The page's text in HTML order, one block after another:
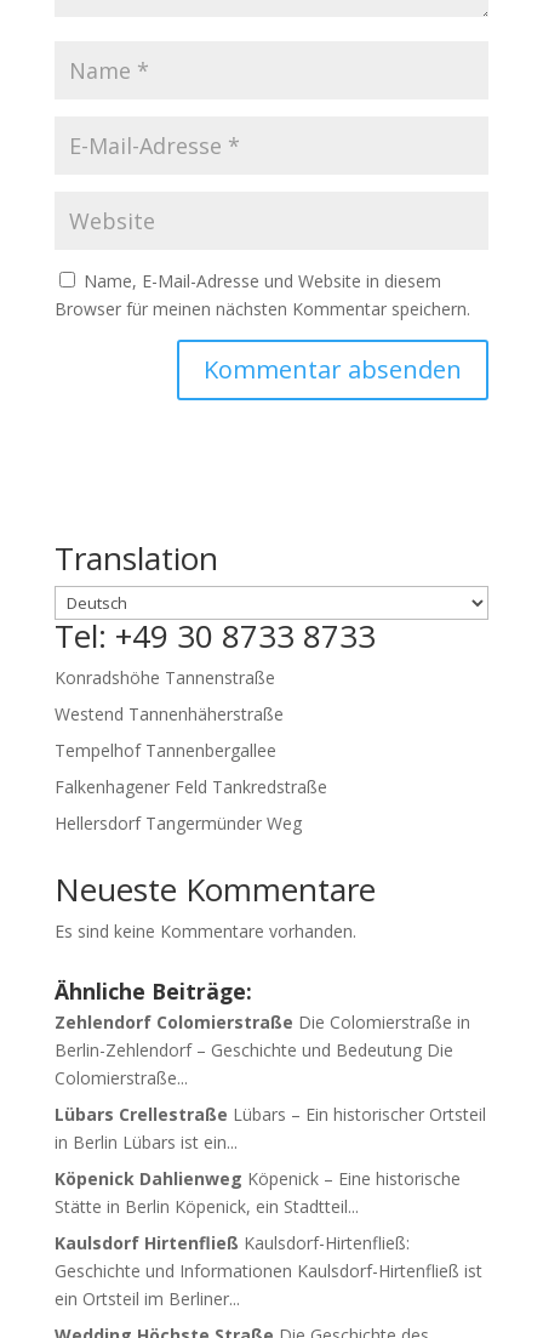
Name, E-Mail-Adresse und Website in diesem
Browser für meinen nächsten Kommentar speichern.
Translation
Tel: +49 30 8733 8733
Konradshöhe Tannenstraße
Westend Tannenhäherstraße
Tempelhof Tannenbergallee
Falkenhagener Feld Tankredstraße
Hellersdorf Tangermünder Weg
Neueste Kommentare
Es sind keine Kommentare vorhanden.
Ähnliche Beiträge:
Zehlendorf Colomierstraße Die Colomierstraße in
Berlin-Zehlendorf – Geschichte und Bedeutung Die
Colomierstraße...
Lübars Crellestraße Lübars – Ein historischer Ortsteil
in Berlin Lübars ist ein...
Köpenick Dahlienweg Köpenick – Eine historische
Stätte in Berlin Köpenick, ein Stadtteil...
Kaulsdorf Hirtenfließ Kaulsdorf-Hirtenfließ:
Geschichte und Informationen Kaulsdorf-Hirtenfließ ist
ein Ortsteil im Berliner...